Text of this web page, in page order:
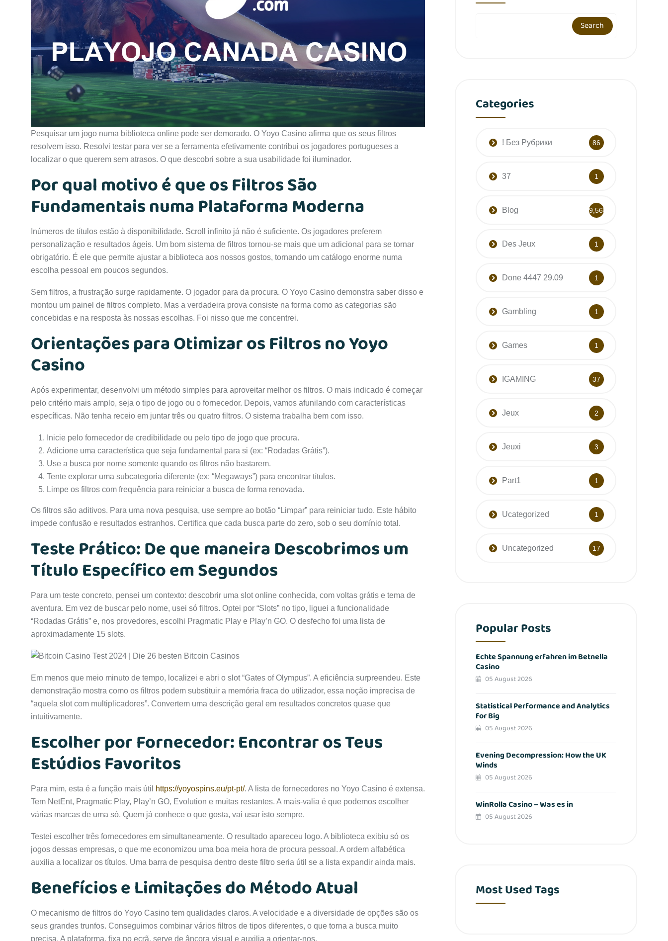
Pesquisar um jogo numa biblioteca online pode ser demorado. O Yoyo Casino afirma que os seus filtros
resolvem isso. Resolvi testar para ver se a ferramenta efetivamente contribui os jogadores portugueses a
localizar o que querem sem atrasos. O que descobri sobre a sua usabilidade foi iluminador.
Por qual motivo é que os Filtros São
Fundamentais numa Plataforma Moderna
Inúmeros de títulos estão à disponibilidade. Scroll infinito já não é suficiente. Os jogadores preferem
personalização e resultados ágeis. Um bom sistema de filtros tornou-se mais que um adicional para se tornar
obrigatório. É ele que permite ajustar a biblioteca aos nossos gostos, tornando um catálogo enorme numa
escolha pessoal em poucos segundos.
Sem filtros, a frustração surge rapidamente. O jogador para da procura. O Yoyo Casino demonstra saber disso e
montou um painel de filtros completo. Mas a verdadeira prova consiste na forma como as categorias são
concebidas e na resposta às nossas escolhas. Foi nisso que me concentrei.
Orientações para Otimizar os Filtros no Yoyo
Casino
Após experimentar, desenvolvi um método simples para aproveitar melhor os filtros. O mais indicado é começar
pelo critério mais amplo, seja o tipo de jogo ou o fornecedor. Depois, vamos afunilando com características
específicas. Não tenha receio em juntar três ou quatro filtros. O sistema trabalha bem com isso.
Inicie pelo fornecedor de credibilidade ou pelo tipo de jogo que procura.
Adicione uma característica que seja fundamental para si (ex: “Rodadas Grátis”).
Use a busca por nome somente quando os filtros não bastarem.
Tente explorar uma subcategoria diferente (ex: “Megaways”) para encontrar títulos.
Limpe os filtros com frequência para reiniciar a busca de forma renovada.
Os filtros são aditivos. Para uma nova pesquisa, use sempre ao botão “Limpar” para reiniciar tudo. Este hábito
impede confusão e resultados estranhos. Certifica que cada busca parte do zero, sob o seu domínio total.
Teste Prático: De que maneira Descobrimos um
Título Específico em Segundos
Para um teste concreto, pensei um contexto: descobrir uma slot online conhecida, com voltas grátis e tema de
aventura. Em vez de buscar pelo nome, usei só filtros. Optei por “Slots” no tipo, liguei a funcionalidade
“Rodadas Grátis” e, nos provedores, escolhi Pragmatic Play e Play’n GO. O desfecho foi uma lista de
aproximadamente 15 slots.
Em menos que meio minuto de tempo, localizei e abri o slot “Gates of Olympus”. A eficiência surpreendeu. Este
demonstração mostra como os filtros podem substituir a memória fraca do utilizador, essa noção imprecisa de
“aquela slot com multiplicadores”. Convertem uma descrição geral em resultados concretos quase que
intuitivamente.
Escolher por Fornecedor: Encontrar os Teus
Estúdios Favoritos
Para mim, esta é a função mais útil https://yoyospins.eu/pt-pt/. A lista de fornecedores no Yoyo Casino é extensa.
Tem NetEnt, Pragmatic Play, Play’n GO, Evolution e muitas restantes. A mais-valia é que podemos escolher
várias marcas de uma só. Quem já conhece o que gosta, vai usar isto sempre.
Testei escolher três fornecedores em simultaneamente. O resultado apareceu logo. A biblioteca exibiu só os
jogos dessas empresas, o que me economizou uma boa meia hora de procura pessoal. A ordem alfabética
auxilia a localizar os títulos. Uma barra de pesquisa dentro deste filtro seria útil se a lista expandir ainda mais.
Benefícios e Limitações do Método Atual
O mecanismo de filtros do Yoyo Casino tem qualidades claros. A velocidade e a diversidade de opções são os
seus grandes trunfos. Conseguimos combinar vários filtros de tipos diferentes, o que torna a busca muito
precisa. A plataforma, fixa no ecrã, serve de âncora visual e auxilia a orientar-nos.
Search
Categories
! Без Рубрики 86
37 1
Blog 9,568
Des Jeux 1
Done 4447 29.09 1
Gambling 1
Games 1
IGAMING 37
Jeux 2
Jeuxi 3
Part1 1
Ucategorized 1
Uncategorized 17
Popular Posts
Echte Spannung erfahren im Betnella
Casino
05 August 2026
Statistical Performance and Analytics
for Big
05 August 2026
Evening Decompression: How the UK
Winds
05 August 2026
WinRolla Casino – Was es in
05 August 2026
Most Used Tags